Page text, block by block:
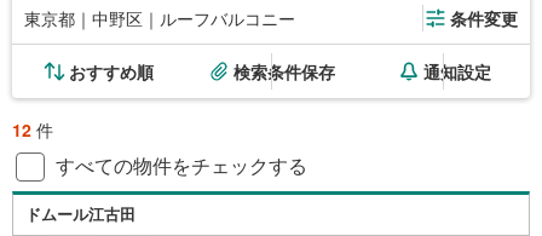
東京都｜中野区｜ルーフバルコニー 条件変更
おすすめ順 検索条件保存 通知設定
12 件
すべての物件をチェックする
ドムール江古田